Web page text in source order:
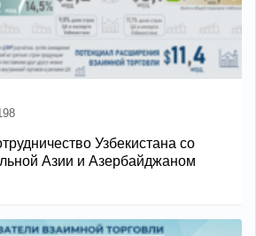
Узбекистана со
Азии и Азербайджаном